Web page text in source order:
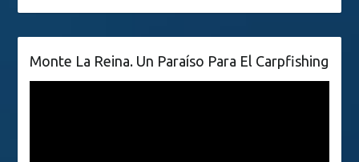
Monte La Reina. Un Paraíso Para El Carpfishing